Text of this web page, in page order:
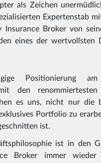
als Zeichen
Expertenstab
Broker von
eines der wertvollsten
Positionierung
den renommiertesten
es uns, nicht nur die
Portfolio zu
ist.
ist in den
Broker immer wieder